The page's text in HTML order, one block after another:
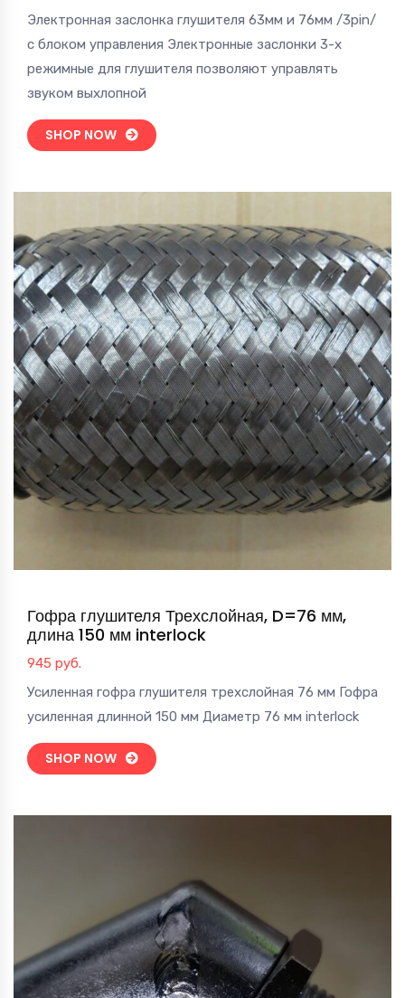
цена
составляла
15,300 руб..
цена:
14,400 руб..
Электронная заслонка глушителя 63мм и 76мм /3pin/
с блоком управления Электронные заслонки 3-х
режимные для глушителя позволяют управлять
звуком выхлопной
SHOP NOW
Гофра глушителя Трехслойная, D=76 мм,
длина 150 мм interlock
945 руб.
Усиленная гофра глушителя трехслойная 76 мм Гофра
усиленная длинной 150 мм Диаметр 76 мм interlock
SHOP NOW